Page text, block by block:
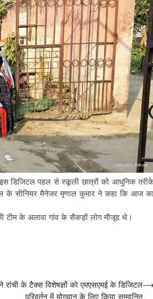
इस डिजिटल पहल से स्कूली छात्रों को आधुनिक
के सीनियर मैनेजर मृणाल कुमार ने कहा कि आज
टीम के अलावा गांव के सैकड़ों लोग मौजूद थे।
रांची के टैक्स विशेषज्ञों को एमएसएमई के डिजिटल
परिवर्तन में योगदान के लिए किया सम्मानित